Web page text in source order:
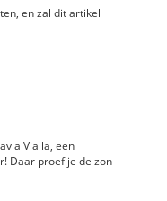
en zal dit artikel
Vialla, een
Daar proef je de zon